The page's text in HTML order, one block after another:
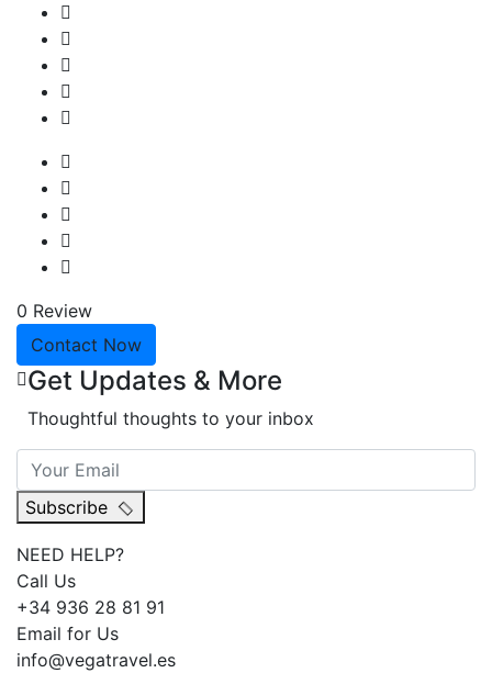
0 Review
Contact Now
Get Updates & More
Thoughtful thoughts to your inbox
Subscribe
NEED HELP?
Call Us
+34 936 28 81 91
Email for Us
info@vegatravel.es